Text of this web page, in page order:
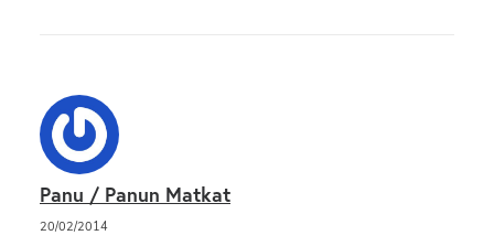
Panu / Panun Matkat
20/02/2014